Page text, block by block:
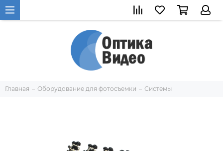
Главная Оборудование для фотосъемки Системы